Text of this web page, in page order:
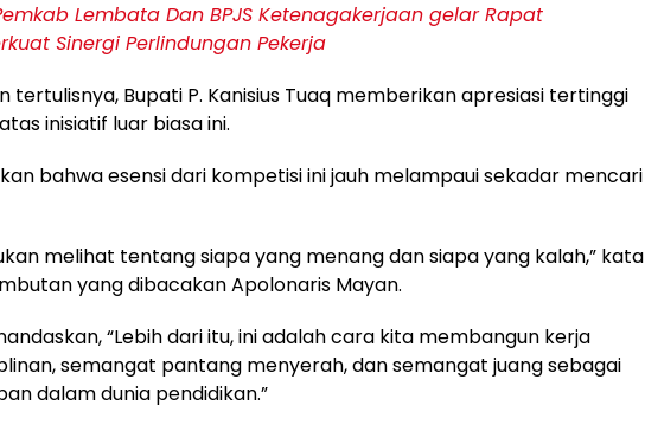
Lembata Dan BPJS Ketenagakerjaan gelar Rapat
Sinergi Perlindungan Pekerja
tertulisnya, Bupati P. Kanisius Tuaq memberikan apresiasi tertinggi
inisiatif luar biasa ini.
bahwa esensi dari kompetisi ini jauh melampaui sekadar mencari
melihat tentang siapa yang menang dan siapa yang kalah,” kata
yang dibacakan Apolonaris Mayan.
“Lebih dari itu, ini adalah cara kita membangun kerja
semangat pantang menyerah, dan semangat juang sebagai
dalam dunia pendidikan.”